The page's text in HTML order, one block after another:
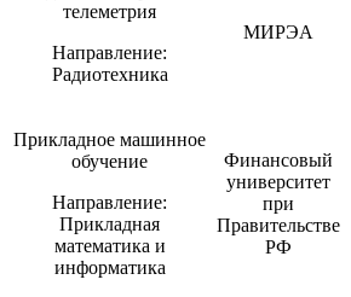
телеметрия
Направление:
Радиотехника
МИРЭА
Прикладное машинное
обучение
Направление:
Прикладная
математика и
информатика
Финансовый
университет
при
Правительстве
РФ